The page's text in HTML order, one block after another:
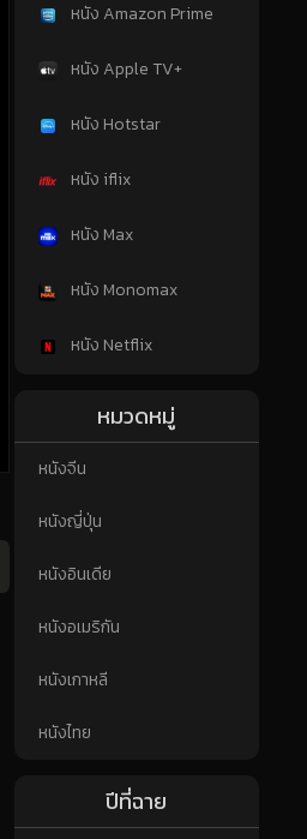
หนัง Amazon Prime
หนัง Apple TV+
หนัง Hotstar
หนัง iflix
หนัง Max
หนัง Monomax
หนัง Netflix
หมวดหมู่
หนังจีน
หนังญี่ปุ่น
หนังอินเดีย
หนังอเมริกัน
หนังเกาหลี
หนังไทย
ปีที่ฉาย